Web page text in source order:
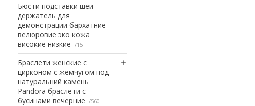
Бюсти подставки шеи
держатель для
демонстрации бархатние
велюровие эко кожа
високие низкие
15
Браслети женские с
цирконом с жемчугом под
натуральний камень
Pandora браслети с
бусинами вечерние
560